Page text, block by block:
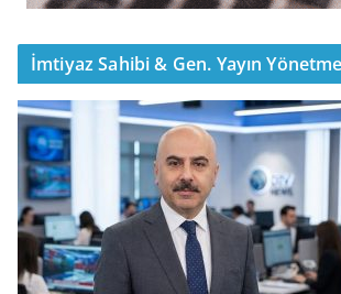
İmtiyaz Sahibi & Gen. Yayın